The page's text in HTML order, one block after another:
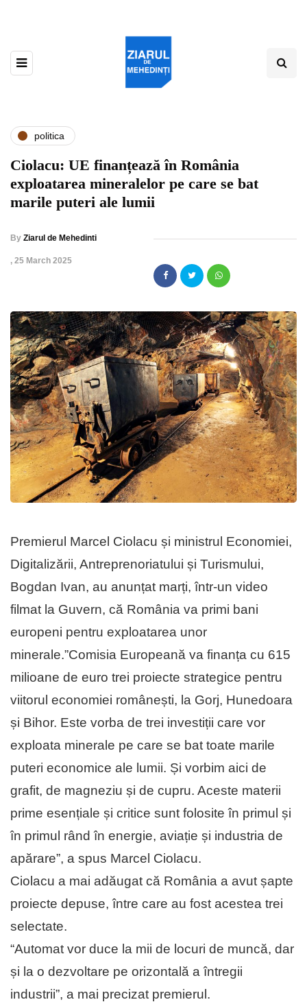
politica
Ciolacu: UE finanțează în România
exploatarea mineralelor pe care se bat
marile puteri ale lumii
By Ziarul de Mehedinti
, 25 March 2025
Premierul Marcel Ciolacu și ministrul Economiei,
Digitalizării, Antreprenoriatului și Turismului,
Bogdan Ivan, au anunțat marți, într-un video
filmat la Guvern, că România va primi bani
europeni pentru exploatarea unor
minerale.”Comisia Europeană va finanța cu 615
milioane de euro trei proiecte strategice pentru
viitorul economiei românești, la Gorj, Hunedoara
și Bihor. Este vorba de trei investiții care vor
exploata minerale pe care se bat toate marile
puteri economice ale lumii. Și vorbim aici de
grafit, de magneziu și de cupru. Aceste materii
prime esențiale și critice sunt folosite în primul și
în primul rând în energie, aviație și industria de
apărare”, a spus Marcel Ciolacu.
Ciolacu a mai adăugat că România a avut șapte
proiecte depuse, între care au fost acestea trei
selectate.
“Automat vor duce la mii de locuri de muncă, dar
și la o dezvoltare pe orizontală a întregii
industrii”, a mai precizat premierul.